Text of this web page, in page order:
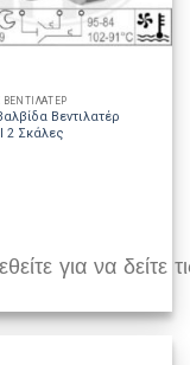
ΒΕΝΤΙΛΑΤΕΡ
Βεντιλατέρ
2 Σκάλες
για να δείτε